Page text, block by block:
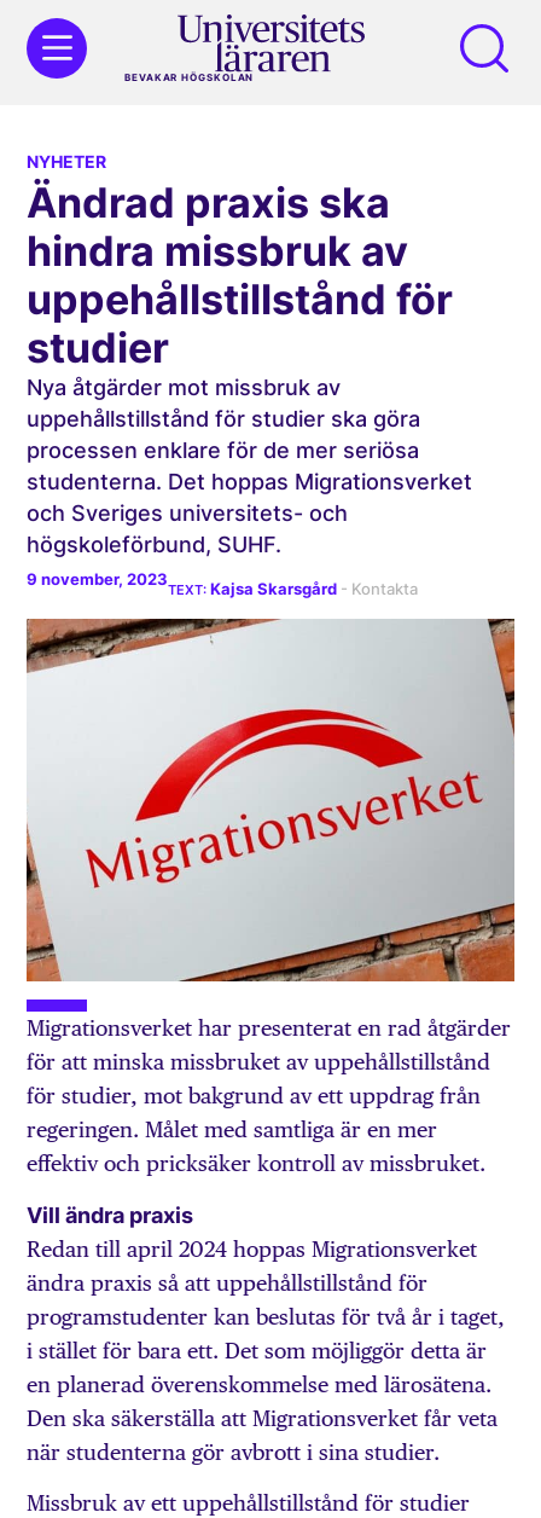
BEVAKAR HÖGSKOLAN
NYHETER
Ändrad praxis ska
hindra missbruk av
uppehållstillstånd för
studier
Nya åtgärder mot missbruk av
uppehållstillstånd för studier ska göra
processen enklare för de mer seriösa
studenterna. Det hoppas Migrationsverket
och Sveriges universitets- och
högskoleförbund, SUHF.
9 november, 2023
Kajsa Skarsgård
Migrationsverket har presenterat en rad åtgärder
för att minska missbruket av uppehållstillstånd
för studier, mot bakgrund av ett uppdrag från
regeringen. Målet med samtliga är en mer
effektiv och pricksäker kontroll av missbruket.
Vill ändra praxis
Redan till april 2024 hoppas Migrationsverket
ändra praxis så att uppehållstillstånd för
programstudenter kan beslutas för två år i taget,
i stället för bara ett. Det som möjliggör detta är
en planerad överenskommelse med lärosätena.
Den ska säkerställa att Migrationsverket får veta
när studenterna gör avbrott i sina studier.
Missbruk av ett uppehållstillstånd för studier